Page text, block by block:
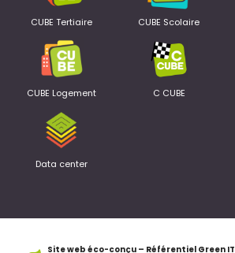
CUBE Tertiaire CUBE Scolaire
CUBE Logement C CUBE
Data center
Site web éco-conçu – Référentiel Green IT